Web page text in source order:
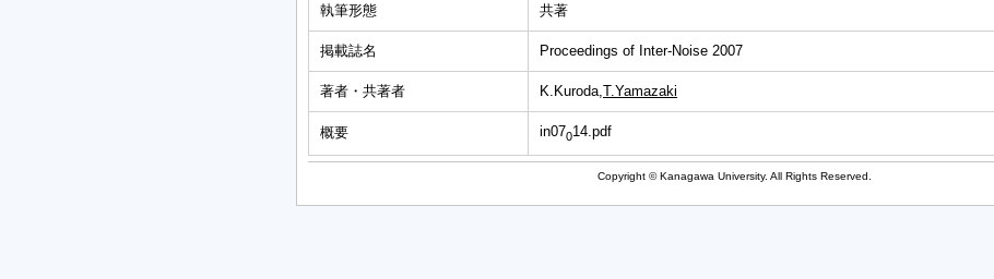
執筆形態 共著
掲載誌名 Proceedings of Inter-Noise 2007
著者・共著者 K.Kuroda,T.Yamazaki
概要 in07014.pdf
Copyright © Kanagawa University. All Rights Reserved.